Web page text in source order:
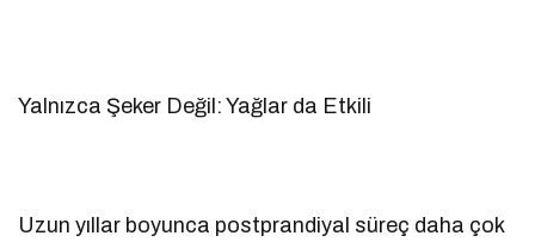
Yalnızca Şeker Değil: Yağlar da Etkili
Uzun yıllar boyunca postprandiyal süreç daha çok